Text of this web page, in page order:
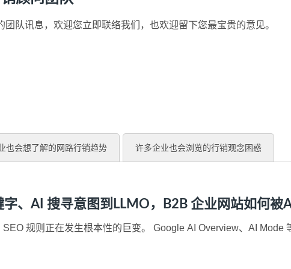
队讯息，欢迎您立即联络我们，也欢迎留下您最宝贵的意见。
也会想了解的网路行销趋势 许多企业也会浏览的行销观念困惑
、AI 搜寻意图到LLMO，B2B 企业网站如何被
规则正在发生根本性的巨变。 Google AI Overview、AI Mode